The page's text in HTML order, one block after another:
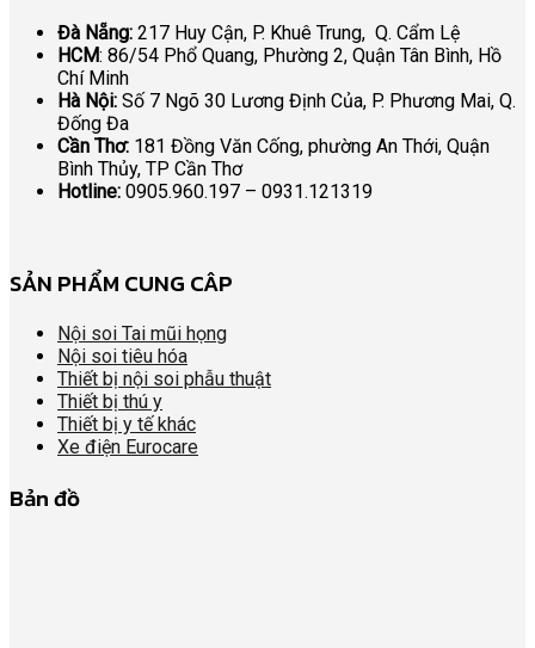
Đà Nẵng: 217 Huy Cận, P. Khuê Trung, Q. Cẩm Lệ
HCM: 86/54 Phổ Quang, Phường 2, Quận Tân Bình, Hồ
Chí Minh
Hà Nội: Số 7 Ngõ 30 Lương Định Của, P. Phương Mai, Q.
Đống Đa
Cần Thơ: 181 Đồng Văn Cống, phường An Thới, Quận
Bình Thủy, TP Cần Thơ
Hotline: 0905.960.197 – 0931.121319
SẢN PHẨM CUNG CÂP
Nội soi Tai mũi họng
Nội soi tiêu hóa
Thiết bị nội soi phẫu thuật
Thiết bị thú y
Thiết bị y tế khác
Xe điện Eurocare
Bản đồ